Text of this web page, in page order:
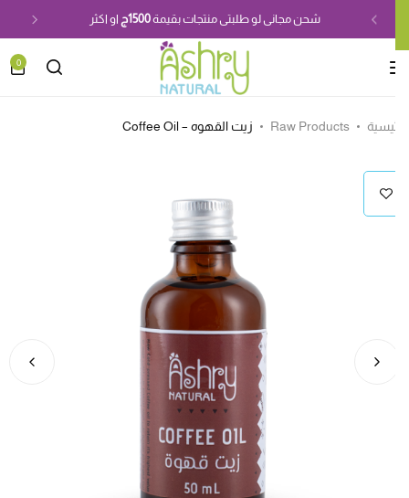
شحن مجانى لو طلبتى منتجات بقيمة1500ج او اكثر
Raw Products زيت القهوه – Coffee Oil